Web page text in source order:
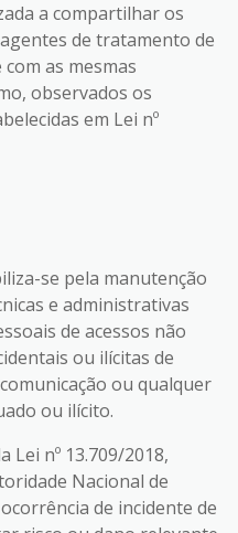
a compartilhar os
de tratamento de
as mesmas
observados os
em Lei nº
se pela manutenção
e administrativas
de acessos não
ou ilícitas de
ou qualquer
ou ilícito.
Lei nº 13.709/2018,
Nacional de
de incidente de